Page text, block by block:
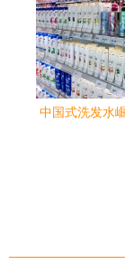
中国式洗发水